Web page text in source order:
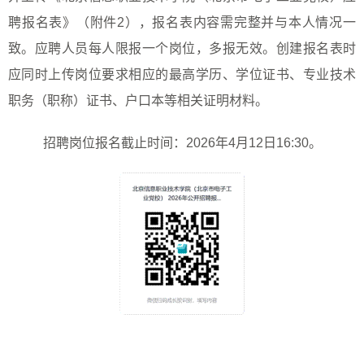
聘报名表》（附件2），报名表内容需完整并与本人情况一
致。应聘人员每人限报一个岗位，多报无效。创建报名表时
应同时上传岗位要求相应的最高学历、学位证书、专业技术
职务（职称）证书、户口本等相关证明材料。
招聘岗位报名截止时间： 2026年4月12日 16:30。